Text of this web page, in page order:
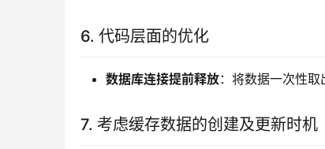
6. 代码层面的优化
数据库连接提前释放：将数据一次性取
7. 考虑缓存数据的创建及更新时机